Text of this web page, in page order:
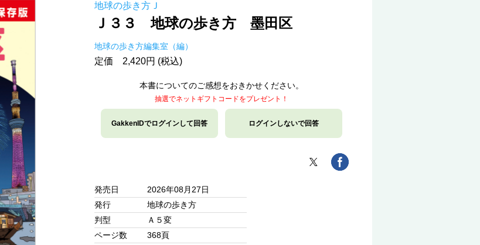
地球の歩き方Ｊ
Ｊ３３ 地球の歩き方 墨田区
地球の歩き方編集室（編）
定価 2,420円 (税込)
本書についてのご感想をおきかせください。
抽選でネットギフトコードをプレゼント！
GakkenIDでログインして回答 ログインしないで回答
発売日
2026年08月27日
発行
地球の歩き方
判型
Ａ５変
ページ数
368頁